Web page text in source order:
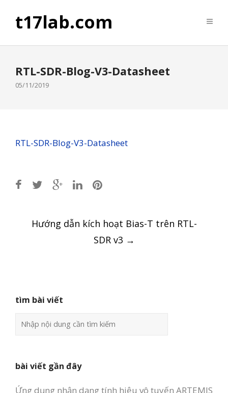
t17lab.com
RTL-SDR-Blog-V3-Datasheet
05/11/2019
RTL-SDR-Blog-V3-Datasheet
Post
navigation
Hướng dẫn kích hoạt Bias-T trên RTL-
SDR v3 →
tìm bài viết
bài viết gần đây
Ứng dụng nhận dạng tính hiệu vô tuyến ARTEMIS